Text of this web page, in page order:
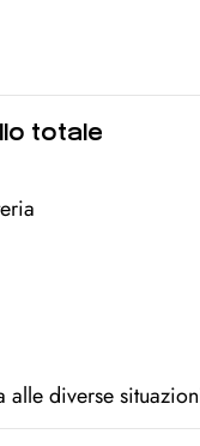
totale
alle diverse